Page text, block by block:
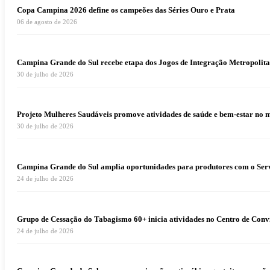
Copa Campina 2026 define os campeões das Séries Ouro e Prata
06 de agosto de 2026
Campina Grande do Sul recebe etapa dos Jogos de Integração
30 de julho de 2026
Projeto Mulheres Saudáveis promove atividades de saúde e bem-estar no
30 de julho de 2026
Campina Grande do Sul amplia oportunidades para produtores com o
24 de julho de 2026
Grupo de Cessação do Tabagismo 60+ inicia atividades no Centro de
24 de julho de 2026